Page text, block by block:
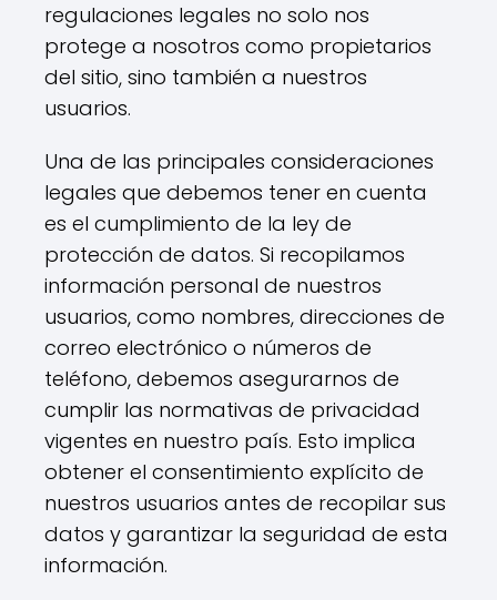
regulaciones legales no solo nos
protege a nosotros como propietarios
del sitio, sino también a nuestros
usuarios.
Una de las principales consideraciones
legales que debemos tener en cuenta
es el cumplimiento de la ley de
protección de datos. Si recopilamos
información personal de nuestros
usuarios, como nombres, direcciones de
correo electrónico o números de
teléfono, debemos asegurarnos de
cumplir las normativas de privacidad
vigentes en nuestro país. Esto implica
obtener el consentimiento explícito de
nuestros usuarios antes de recopilar sus
datos y garantizar la seguridad de esta
información.